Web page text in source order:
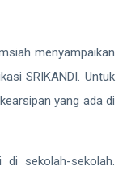
menyampaikan
SRIKANDI. Untuk
yang ada di
sekolah-sekolah.